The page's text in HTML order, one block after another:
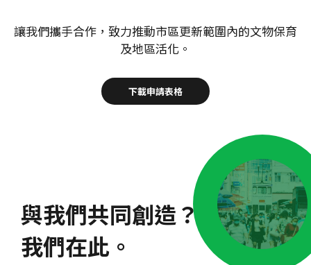
讓我們攜手合作，致力推動市區更新範圍內的文物保育
及地區活化。
下載申請表格
與我們共同創造？
我們在此。